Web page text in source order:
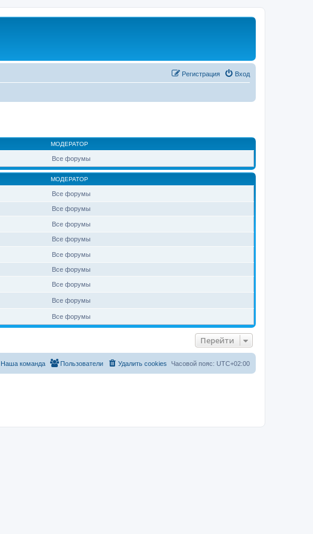
Вход
Регистрация
МОДЕРАТОР
Все форумы
МОДЕРАТОР
Все форумы
Все форумы
Все форумы
Все форумы
Все форумы
Все форумы
Все форумы
Все форумы
Все форумы
Перейти
Часовой пояс: UTC+02:00
Удалить cookies
Пользователи
Наша команда